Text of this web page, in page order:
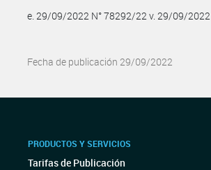
e. 29/09/2022 N° 78292/22 v. 29/09/2022
Fecha de publicación 29/09/2022
PRODUCTOS Y SERVICIOS
Tarifas de Publicación